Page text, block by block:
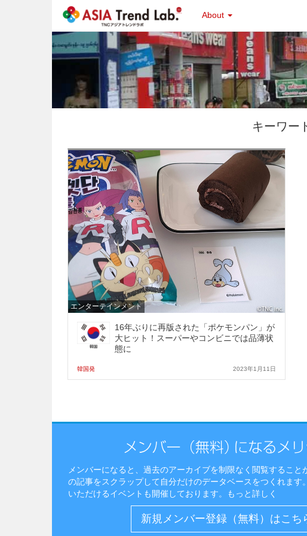
About
キーワー
エンターテインメント
16年ぶりに再版された「ポケモンパン」が
大ヒット！スーパーやコンビニでは品薄状
態に
韓国発 2023年1月11日
メンバーになると、過去のアーカイブを制限なく閲覧すること
の記事をスクラップして自分だけのデータベースをつくれます
いただけるイベントも開催しております。
もっと詳しく
新規メンバー登録（無料）はこち